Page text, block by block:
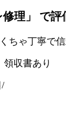
理」 で評
ちゃ丁寧で
領収書あり
/